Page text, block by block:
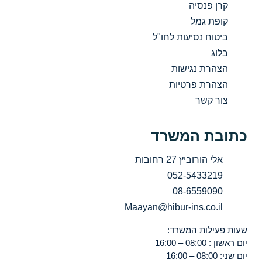
קרן פנסיה
קופת גמל
ביטוח נסיעות לחו"ל
בלוג
הצהרת נגישות
הצהרת פרטיות
צור קשר
כתובת המשרד
אלי הורוביץ 27 רחובות
052-5433219
08-6559090
Maayan@hibur-ins.co.il
שעות פעילות המשרד:
יום ראשון : 08:00 – 16:00
יום שני: 08:00 – 16:00